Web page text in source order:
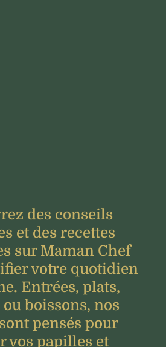
des conseils
et des recettes
sur Maman Chef
votre quotidien
Entrées, plats,
ou boissons, nos
pensés pour
vos papilles et